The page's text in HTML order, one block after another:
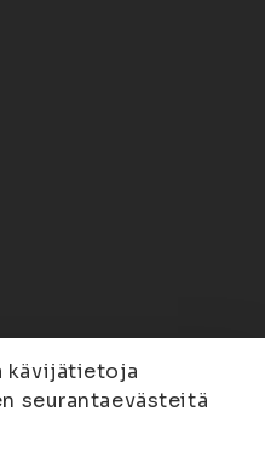
kävijätietoja
seurantaevästeitä